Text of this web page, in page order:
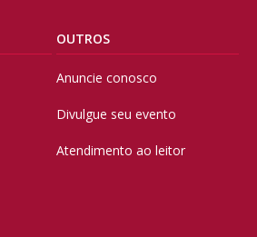
OUTROS
Anuncie conosco
Divulgue seu evento
Atendimento ao leitor